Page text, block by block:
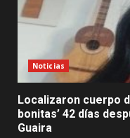
Noticias
Localizaron cuerpo
bonitas’ 42 días
Guaira